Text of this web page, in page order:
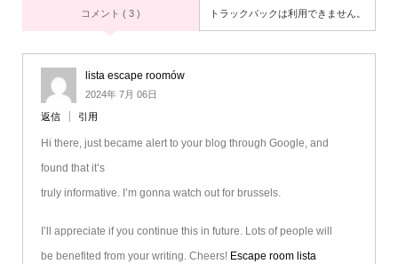
コメント ( 3 ) トラックバックは利用できません。
lista escape roomów
2024年 7月 06日
返信 引用
Hi there, just became alert to your blog through Google, and
found that it’s
truly informative. I’m gonna watch out for brussels.
I’ll appreciate if you continue this in future. Lots of people will
be benefited from your writing. Cheers! Escape room lista